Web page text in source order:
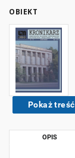
OBIEKT
Pokaż treść
OPIS